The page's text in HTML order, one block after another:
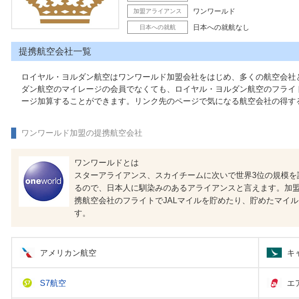
加盟アライアンス ワンワールド
日本への就航 日本への就航なし
提携航空会社一覧
ロイヤル・ヨルダン航空はワンワールド加盟会社をはじめ、多くの航空会
ダン航空のマイレージの会員でなくても、ロイヤル・ヨルダン航空のフラ
ージ加算することができます。リンク先のページで気になる航空会社の得
ワンワールド加盟の提携航空会社
ワンワールドとは
スターアライアンス、スカイチームに次いで世界3位の規模
るので、日本人に馴染みのあるアライアンスと言えます。加
携航空会社のフライトでJALマイルを貯めたり、貯めたマイ
す。
アメリカン航空 キ
S7航空 エ